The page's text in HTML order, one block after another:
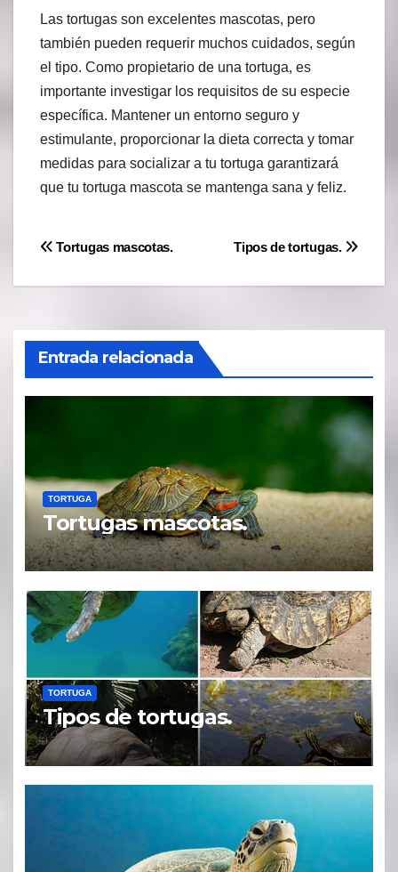
Las tortugas son excelentes mascotas, pero
también pueden requerir muchos cuidados, según
el tipo. Como propietario de una tortuga, es
importante investigar los requisitos de su especie
específica. Mantener un entorno seguro y
estimulante, proporcionar la dieta correcta y tomar
medidas para socializar a tu tortuga garantizará
que tu tortuga mascota se mantenga sana y feliz.
Navegación
de
entradas
Tipos de tortugas.
Tortugas mascotas.
Entrada relacionada
TORTUGA
Tortugas mascotas.
TORTUGA
Tipos de tortugas.